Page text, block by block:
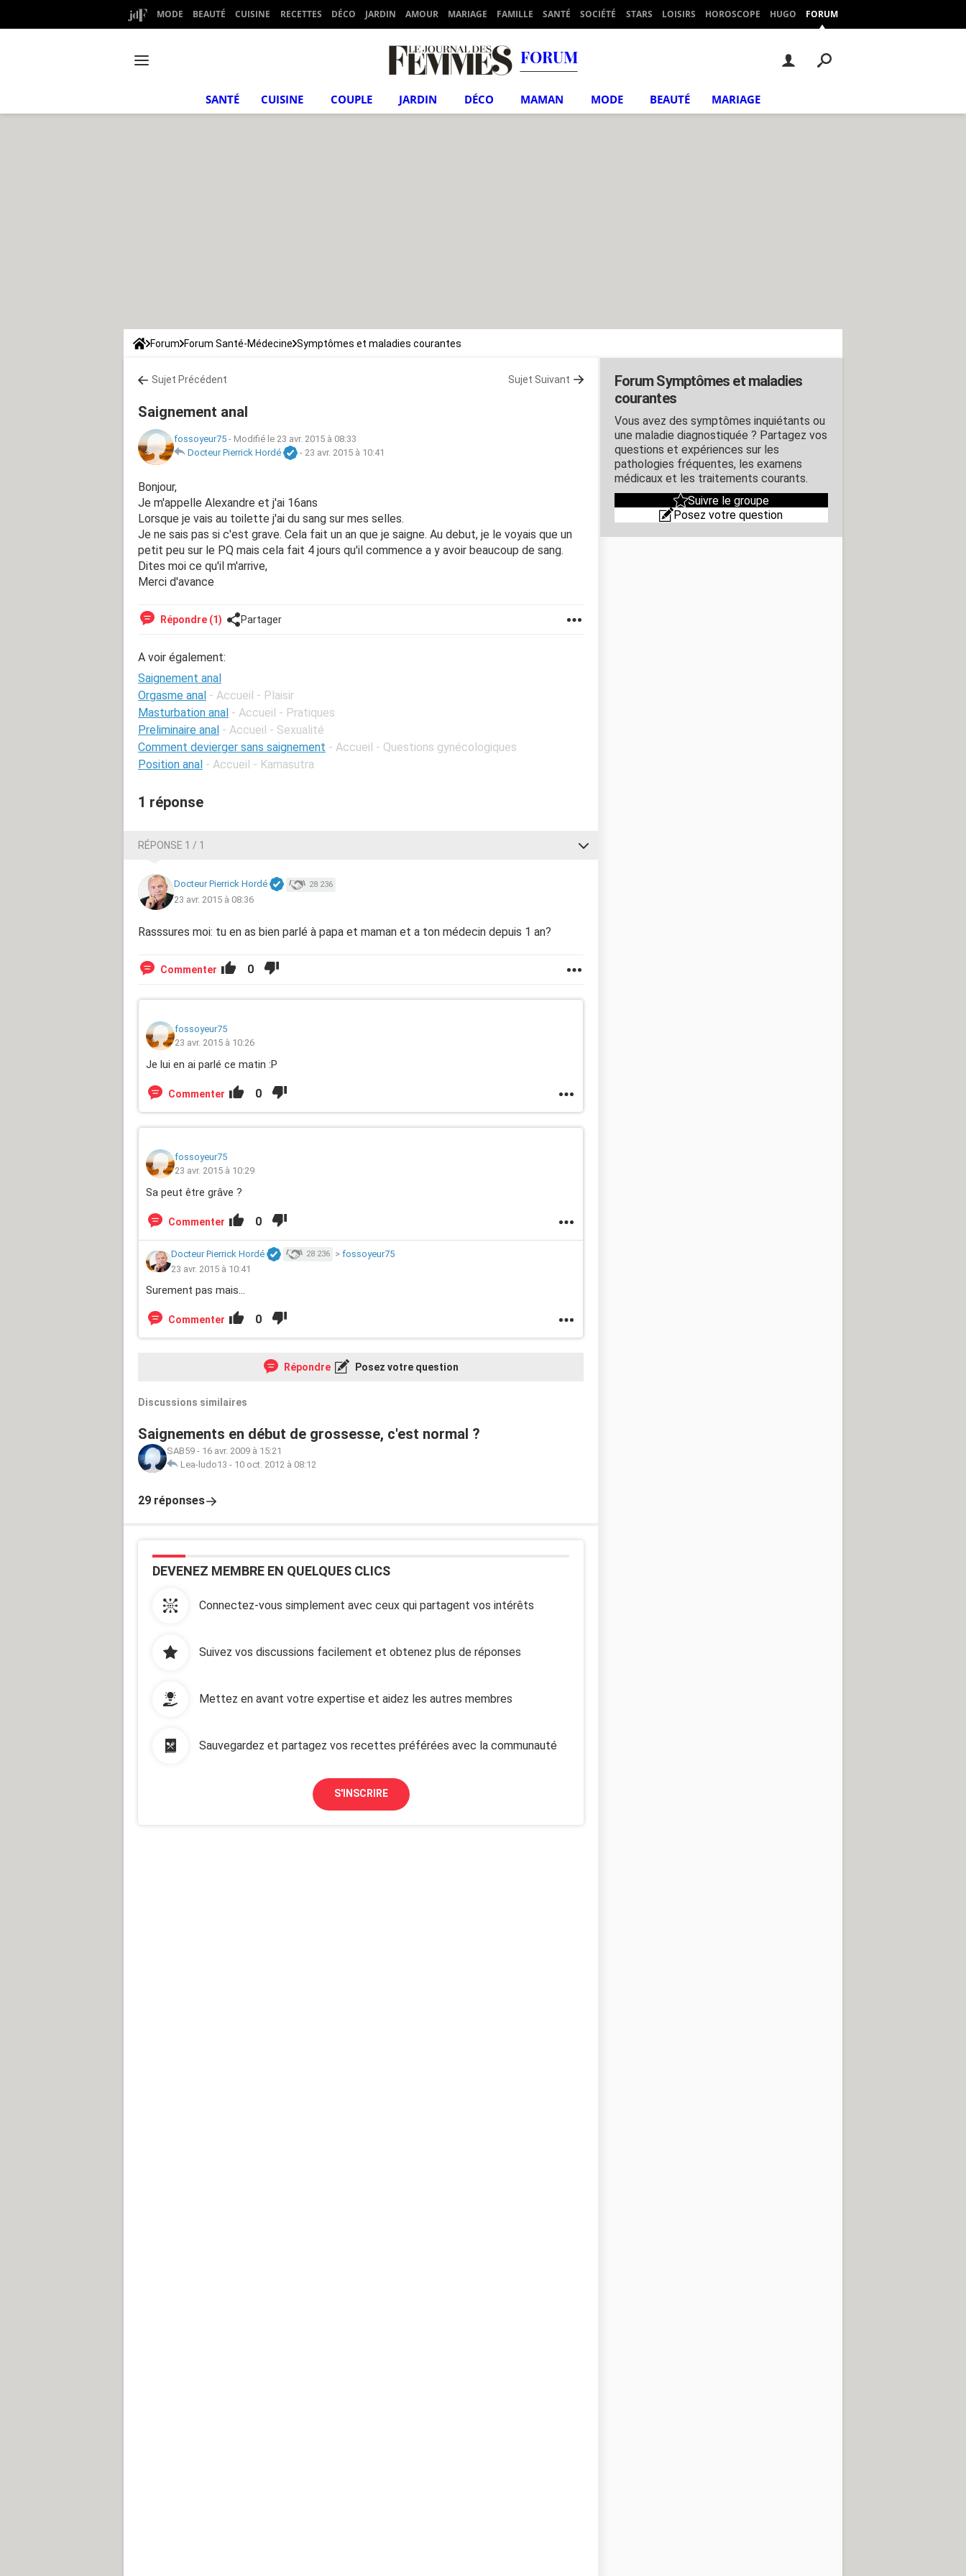
MODE BEAUTÉ CUISINE RECETTES DÉCO JARDIN AMOUR MARIAGE FAMILLE SANTÉ SOCIÉTÉ STARS LOISIRS HOROSCOPE HUGO FORUM
FORUM
SANTÉ CUISINE COUPLE JARDIN DÉCO MAMAN MODE BEAUTÉ MARIAGE
Forum Forum Santé-Médecine Symptômes et maladies courantes
Sujet Précédent Sujet Suivant
Saignement anal
fossoyeur75 - Modifié le 23 avr. 2015 à 08:33
Docteur Pierrick Hordé
- 23 avr. 2015 à 10:41
Bonjour,
Je m'appelle Alexandre et j'ai 16ans
Lorsque je vais au toilette j'ai du sang sur mes selles.
Je ne sais pas si c'est grave. Cela fait un an que je saigne. Au debut, je le voyais que un
petit peu sur le PQ mais cela fait 4 jours qu'il commence a y avoir beaucoup de sang.
Dites moi ce qu'il m'arrive,
Merci d'avance
Répondre (1) Partager
A voir également:
Saignement anal
Orgasme anal - Accueil - Plaisir
Masturbation anal - Accueil - Pratiques
Preliminaire anal - Accueil - Sexualité
Comment devierger sans saignement - Accueil - Questions gynécologiques
Position anal - Accueil - Kamasutra
1 réponse
RÉPONSE 1 / 1
Docteur Pierrick Hordé 28 236
23 avr. 2015 à 08:36
Rasssures moi: tu en as bien parlé à papa et maman et a ton médecin depuis 1 an?
Commenter 0
fossoyeur75
23 avr. 2015 à 10:26
Je lui en ai parlé ce matin :P
Commenter 0
fossoyeur75
23 avr. 2015 à 10:29
Sa peut être grâve ?
Commenter 0
Docteur Pierrick Hordé 28 236 > fossoyeur75
23 avr. 2015 à 10:41
Surement pas mais...
Commenter 0
Répondre Posez votre question
Discussions similaires
Saignements en début de grossesse, c'est normal ?
SAB59 - 16 avr. 2009 à 15:21
Lea-ludo13 - 10 oct. 2012 à 08:12
29 réponses
DEVENEZ MEMBRE EN QUELQUES CLICS
Connectez-vous simplement avec ceux qui partagent vos intérêts
Suivez vos discussions facilement et obtenez plus de réponses
Mettez en avant votre expertise et aidez les autres membres
Sauvegardez et partagez vos recettes préférées avec la communauté
S'INSCRIRE
Forum Symptômes et maladies
courantes
Vous avez des symptômes inquiétants ou
une maladie diagnostiquée ? Partagez vos
questions et expériences sur les
pathologies fréquentes, les examens
médicaux et les traitements courants.
Suivre le groupe
Posez votre question